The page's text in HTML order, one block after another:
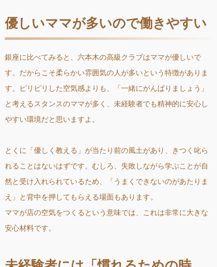
優しいママが多いので働きやすい
銀座に比べてみると、六本木の高級クラブはママが優しいで
す。だからこそ柔らかい雰囲気の人が多いという特徴がありま
す。ピリピリした空気感よりも、「一緒にがんばりましょう」
と考えるスタンスのママが多く、未経験者でも精神的に安心し
やすい環境だと思いますよ。
とくに「優しく教える」が当たり前の風土があり、きつく叱ら
れることはないはずです。むしろ、失敗しながら学ぶことが自
然と受け入れられているため、「うまくできないのがあたりま
え」と背中を押してもらえる場面もあります。
ママが店の空気をつくるという意味では、これは非常に大きな
安心材料です。